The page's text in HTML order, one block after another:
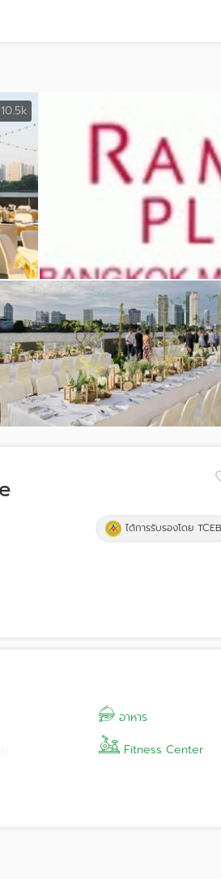
10.5k
ได้การรับรองโดย TCEB
อาหาร
Fitness Center